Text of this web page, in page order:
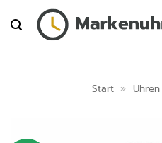
Inhalt
springen
Start » Uhren